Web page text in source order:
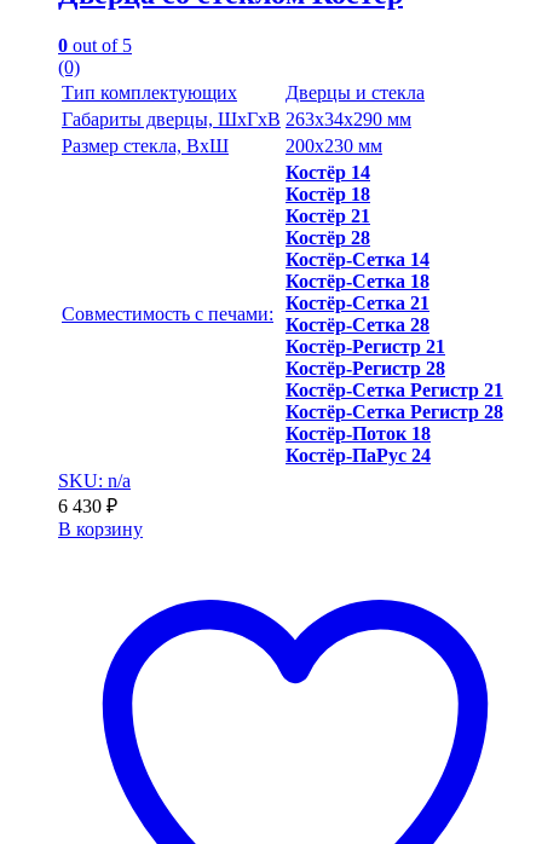
0 out of 5
(0)
Тип комплектующих
Дверцы и стекла
Габариты дверцы, ШхГхВ 263х34х290 мм
Размер стекла, ВхШ
200х230 мм
Совместимость с печами:
Костёр 14
Костёр 18
Костёр 21
Костёр 28
Костёр-Сетка 14
Костёр-Сетка 18
Костёр-Сетка 21
Костёр-Сетка 28
Костёр-Регистр 21
Костёр-Регистр 28
Костёр-Сетка Регистр 21
Костёр-Сетка Регистр 28
Костёр-Поток 18
Костёр-ПаРус 24
SKU: n/a
6 430 ₽
В корзину